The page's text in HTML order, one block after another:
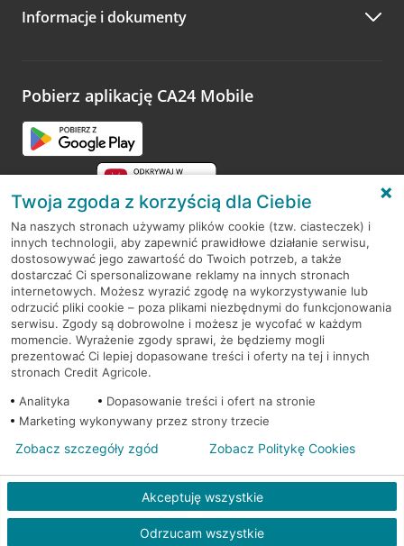
Informacje i dokumenty
Pobierz aplikację CA24 Mobile
RODO
Regulamin serwisu
Mapa serwisu
PolitykaCookies
© 2026 Credit Agricole Bank Polska S.A. Wszelkie prawa zastrzeżone
Twoja zgoda z korzyścią dla Ciebie
Na naszych stronach używamy plików cookie (tzw. ciasteczek) i
innych technologii, aby zapewnić prawidłowe działanie serwisu,
dostosowywać jego zawartość do Twoich potrzeb, a także
dostarczać Ci spersonalizowane reklamy na innych stronach
internetowych. Możesz wyrazić zgodę na wykorzystywanie lub
odrzucić pliki cookie – poza plikami niezbędnymi do funkcjonowania
serwisu. Zgody są dobrowolne i możesz je wycofać w każdym
momencie. Wyrażenie zgody sprawi, że będziemy mogli
prezentować Ci lepiej dopasowane treści i oferty na tej i innych
stronach Credit Agricole.
Analityka
Dopasowanie treści i ofert na stronie
Marketing wykonywany przez strony trzecie
Akceptuję wszystkie
Odrzucam wszystkie
Zobacz szczegóły zgód Zobacz Politykę Cookies